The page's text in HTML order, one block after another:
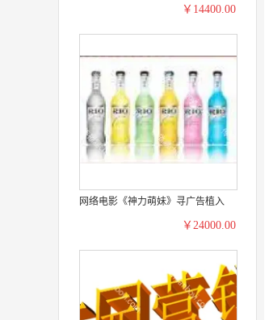
￥14400.00
网络电影《神力萌妹》寻广告植入
￥24000.00